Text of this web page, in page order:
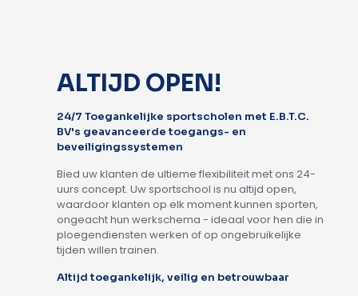
ALTIJD OPEN!
24/7 Toegankelijke sportscholen met E.B.T.C.
BV's geavanceerde toegangs- en
beveiligingssystemen
Bied uw klanten de ultieme flexibiliteit met ons 24-
uurs concept. Uw sportschool is nu altijd open,
waardoor klanten op elk moment kunnen sporten,
ongeacht hun werkschema - ideaal voor hen die in
ploegendiensten werken of op ongebruikelijke
tijden willen trainen.
Altijd toegankelijk, veilig en betrouwbaar